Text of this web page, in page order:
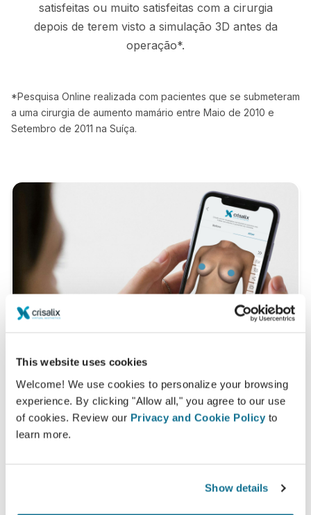
This website uses cookies
Welcome! We use cookies to personalize your browsing
experience. By clicking "Allow all," you agree to our use
of cookies. Review our Privacy and Cookie Policy to
learn more.
Show details
satisfeitas ou muito satisfeitas com a cirurgia
depois de terem visto a simulação 3D antes da
operação*.
*Pesquisa Online realizada com pacientes que se submeteram
a uma cirurgia de aumento mamário entre Maio de 2010 e
Setembro de 2011 na Suíça.
Ainda tem dúvidas sobre sua cirurgia?